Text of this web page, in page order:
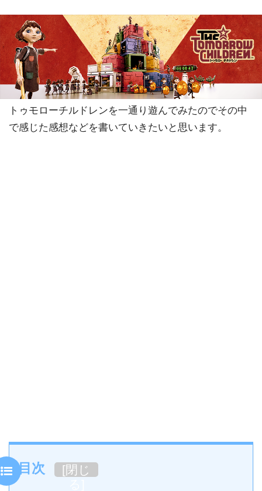
トゥモローチルドレンを一通り遊んでみたのでその中
で感じた感想などを書いていきたいと思います。
目次 [閉じ